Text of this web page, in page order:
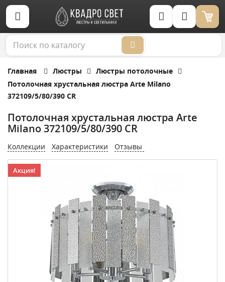
Корзина (0)
Главная Люстры
Люстры потолочные
Потолочная хрустальная люстра Arte Milano
372109/5/80/390 CR
Потолочная хрустальная люстра Arte
Milano 372109/5/80/390 CR
Коллекции Характеристики Отзывы
Акция!